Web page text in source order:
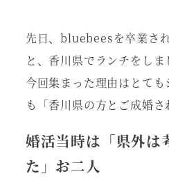
先日、bluebeesを卒業さ
と、香川県でランチをしま
今回集まった理由はとて
も「香川県の方とご成婚さ
婚活当時は「県外は
た」お二人